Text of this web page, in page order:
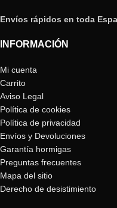
Envíos rápidos en toda
INFORMACIÓN
Mi cuenta
Carrito
Aviso Legal
Política de cookies
Política de privacidad
Envíos y Devoluciones
Garantía hormigas
Preguntas frecuentes
Mapa del sitio
Derecho de desistimiento